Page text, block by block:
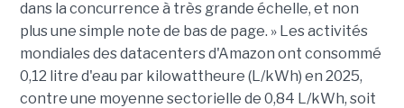
dans la concurrence à très grande échelle, et non
plus une simple note de bas de page. » Les activités
mondiales des datacenters d'Amazon ont consommé
0,12 litre d'eau par kilowattheure (L/kWh) en 2025,
contre une moyenne sectorielle de 0,84 L/kWh, soit